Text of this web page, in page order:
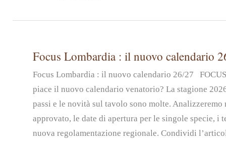
Focus Lombardia : il nuovo calendario
Focus Lombardia : il nuovo calendario 26/27
piace il nuovo calendario venatorio? La stagione
passi e le novità sul tavolo sono molte.
approvato, le date di apertura per le singole specie, i
nuova regolamentazione regionale. Condividi